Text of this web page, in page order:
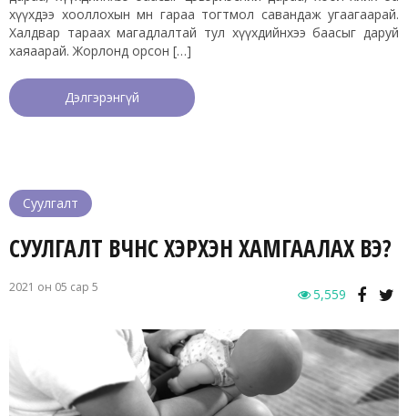
хүүхдээ хооллохын өмнө гараа тогтмол савандаж угаагаарай.
Халдвар тараах магадлалтай тул хүүхдийнхээ баасыг даруй
хаяаарай. Жорлонд орсон […]
Дэлгэрэнгүй
Суулгалт
СУУЛГАЛТ ӨВЧНӨӨС ХЭРХЭН ХАМГААЛАХ ВЭ?
2021 он 05 сар 5 5,559